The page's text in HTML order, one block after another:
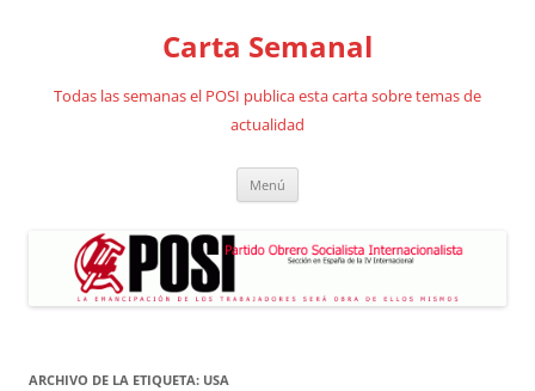
Carta Semanal
Todas las semanas el POSI publica esta carta sobre temas de
actualidad
Menú
ARCHIVO DE LA ETIQUETA: USA